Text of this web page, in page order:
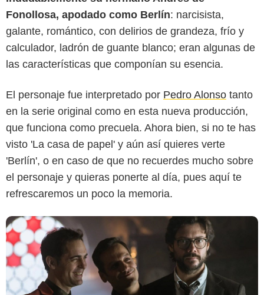
Fonollosa, apodado como Berlín: narcisista,
galante, romántico, con delirios de grandeza, frío y
calculador, ladrón de guante blanco; eran algunas de
las características que componían su esencia.
El personaje fue interpretado por Pedro Alonso tanto
en la serie original como en esta nueva producción,
que funciona como precuela. Ahora bien, si no te has
visto 'La casa de papel' y aún así quieres verte
'Berlín', o en caso de que no recuerdes mucho sobre
el personaje y quieras ponerte al día, pues aquí te
refrescaremos un poco la memoria.